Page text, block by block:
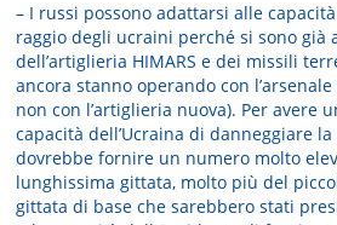
– I russi possono adattarsi alle
raggio degli ucraini perché si sono già
dell’artiglieria HIMARS e dei missili
ancora stanno operando con
non con l’artiglieria nuova). Per avere
capacità dell’Ucraina di danneggiare la
dovrebbe fornire un numero molto
lunghissima gittata, molto più del
gittata di base che sarebbero stati